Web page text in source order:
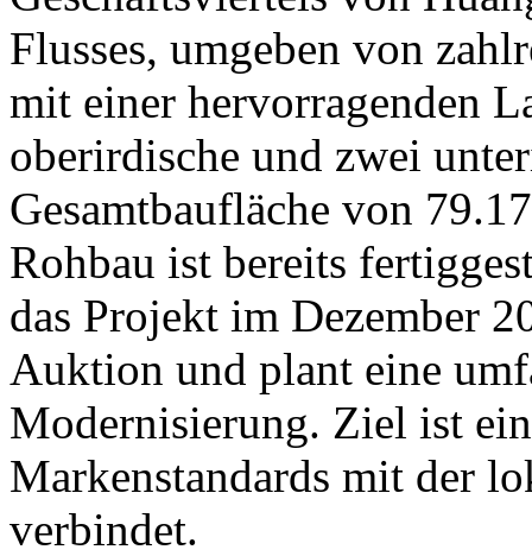
Flusses, umgeben von
mit einer hervorragenden
oberirdische und zwei
Gesamtbaufläche von
Rohbau ist bereits
das Projekt im Dezember
Auktion und plant eine
Modernisierung. Ziel ist
Markenstandards mit der
verbindet.